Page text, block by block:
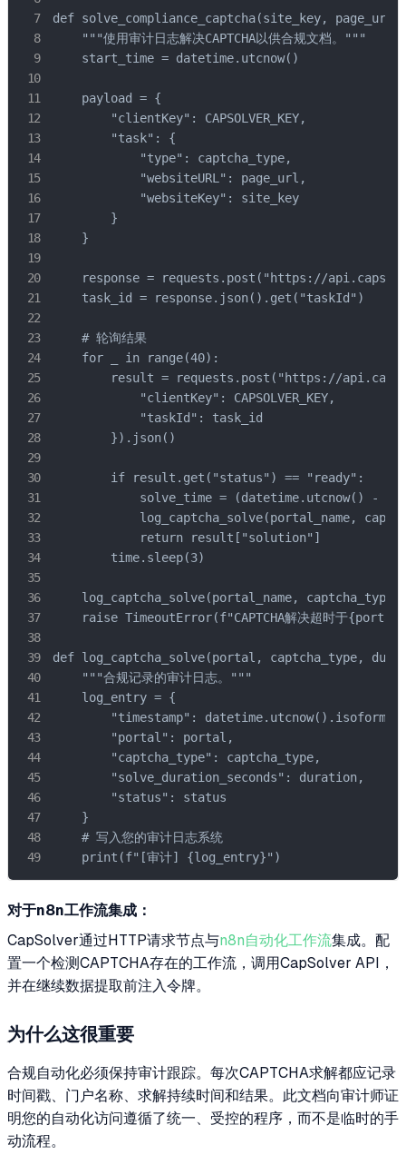
def solve_compliance_captcha(site_key,
    """使用审计日志解决CAPTCHA以供合规文档。"""
    start_time = datetime.utcnow()
    payload = {
        "clientKey": CAPSOLVER_KEY,
        "task": {
            "type": captcha_type,
            "websiteURL": page_url,
            "websiteKey": site_key
        }
    }
response = requests.post("https://
    task_id = response.json().get("taskId")
    # 轮询结果
    for _ in range(40):
result = requests.post("https://
            "clientKey": CAPSOLVER_KEY,
            "taskId": task_id
        }).json()
        if result.get("status") == "ready":
solve_time = (datetime.utcnow() -
log_captcha_solve(portal_name,
            return result["solution"]
        time.sleep(3)
log_captcha_solve(portal_name, captcha_type,
raise TimeoutError(f"CAPTCHA解决超时于
def log_captcha_solve(portal, captcha_type,
    """合规记录的审计日志。"""
    log_entry = {
"timestamp":
        "portal": portal,
        "captcha_type": captcha_type,
        "solve_duration_seconds": duration,
        "status": status
    }
    # 写入您的审计日志系统
    print(f"[审计] {log_entry}")
对于n8n工作流集成：
CapSolver通过HTTP请求节点与n8n自动化工作流集成。配
置一个检测CAPTCHA存在的工作流，调用CapSolver API，
并在继续数据提取前注入令牌。
为什么这很重要
合规自动化必须保持审计跟踪。每次CAPTCHA求解都应记录
时间戳、门户名称、求解持续时间和结果。此文档向审计师证
明您的自动化访问遵循了统一、受控的程序，而不是临时的手
动流程。